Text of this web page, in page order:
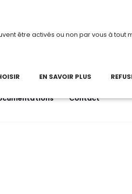
3 au 28 août 2026, TDI passe en
Contact
être activés ou non par vous à tout
EN SAVOIR PLUS